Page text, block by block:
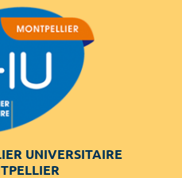
UNIVERSITAIRE